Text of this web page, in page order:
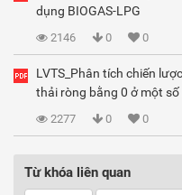
dụng BIOGAS-LPG
2146 0 0
LVTS_Phân tích chiến
thải ròng bằng 0 ở một
2277 0 0
Từ khóa liên quan